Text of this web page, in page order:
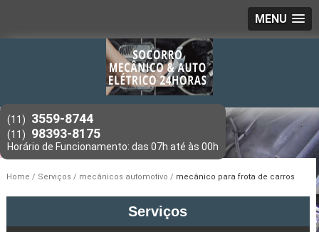
MENU
(11) 3559-8744
(11) 98393-8175
Home Serviços mecânicos automotivo mecânico para frota de carros
Serviços